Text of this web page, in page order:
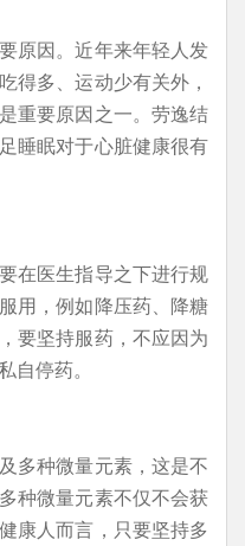
原因。近年来年轻人发
得多、运动少有关外，
重要原因之一。劳逸结
睡眠对于心脏健康很有
在医生指导之下进行规
用，例如降压药、降糖
要坚持服药，不应因为
自停药。
多种微量元素，这是不
种微量元素不仅不会获
康人而言，只要坚持多